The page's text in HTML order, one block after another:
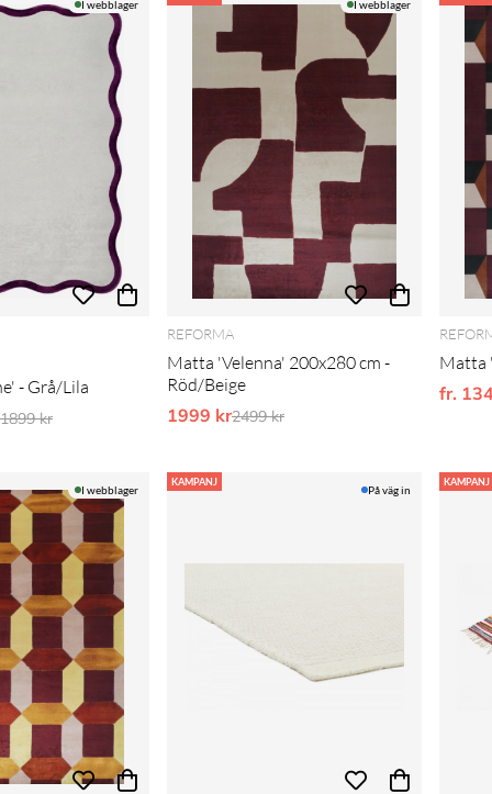
I webblager
- Grå/Lila
pris:
kr
I webblager
REFORMA
Matta 'Velenna' 200x280 cm -
Röd/Beige
1999 krOrdinarie pris:
2499 kr
Matta
fr.
I webblager
KAMPANJ
På väg in
KAMPANJ